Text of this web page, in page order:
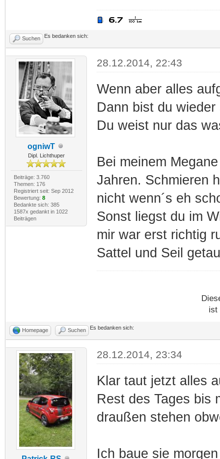
Suchen Es bedanken sich:
ogniwT
Dipl. Lichthuper
Beiträge: 3.760
Themen: 176
Registriert seit: Sep 2012
Bewertung: 8
Bedankte sich: 385
1587x gedankt in 1022
Beiträgen
28.12.2014, 22:43
Wenn aber alles
Dann bist du
Du weist nur das
Bei meinem
Jahren. Schmieren
nicht wenn´s eh
Sonst liegst du im
mir war erst richtig
Sattel und Seil
ist
Homepage Suchen Es bedanken sich:
28.12.2014, 23:34
Klar taut jetzt alles
Rest des Tages bis
draußen stehen
Ich baue sie